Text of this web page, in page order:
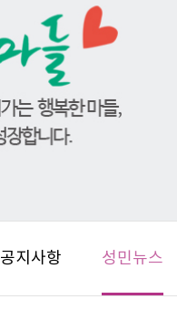
공지사항 성민뉴스